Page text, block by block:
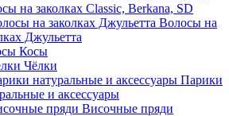
на заколках Classic, Berkana, SD
Волосы на
Джульетта
Косы
Чёлки
Парики
и аксессуары
Височные пряди